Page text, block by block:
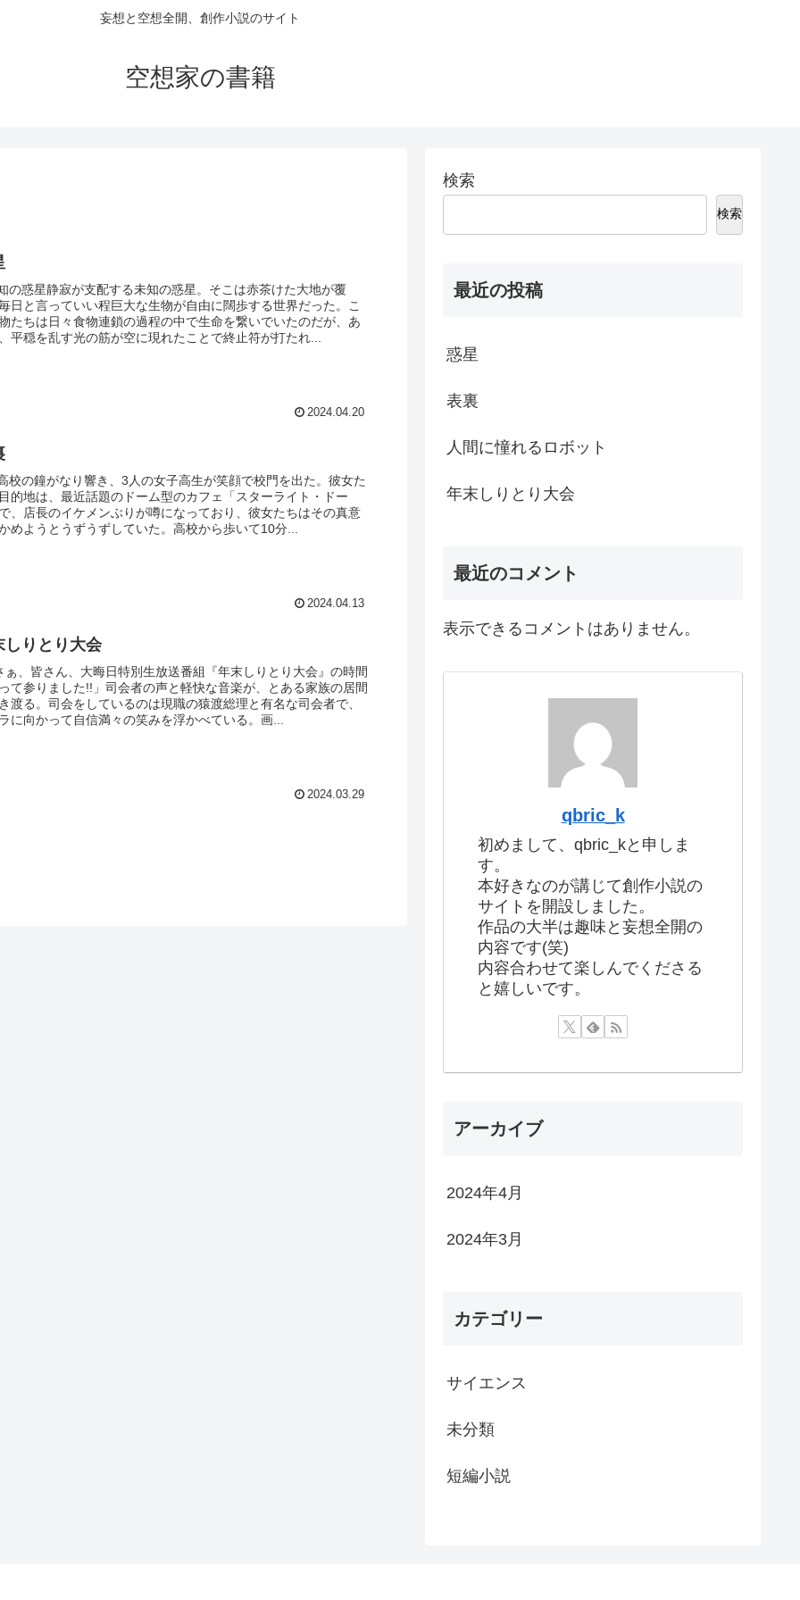
妄想と空想全開、創作小説のサイト
空想家の書籍
の惑星静寂が支配する未知の惑星。そこは赤茶けた大地が覆
日と言っていい程巨大な生物が自由に闊歩する世界だった。こ
たちは日々食物連鎖の過程の中で生命を繋いでいたのだが、あ
平穏を乱す光の筋が空に現れたことで終止符が打たれ...
2024.04.20
校の鐘がなり響き、3人の女子高生が笑顔で校門を出た。彼女た
的地は、最近話題のドーム型のカフェ「スターライト・ドー
、店長のイケメンぶりが噂になっており、彼女たちはその真意
めようとうずうずしていた。高校から歩いて10分...
2024.04.13
しりとり大会
ぁ、皆さん、大晦日特別生放送番組『年末しりとり大会』の時間
て参りました!!」司会者の声と軽快な音楽が、とある家族の居間
渡る。司会をしているのは現職の猿渡総理と有名な司会者で、
に向かって自信満々の笑みを浮かべている。画...
2024.03.29
検索
検索
最近の投稿
惑星
表裏
人間に憧れるロボット
年末しりとり大会
最近のコメント
表示できるコメントはありません。
qbric_k
初めまして、qbric_kと申しま
す。
本好きなのが講じて創作小説の
サイトを開設しました。
作品の大半は趣味と妄想全開の
内容です(笑)
内容合わせて楽しんでくださる
と嬉しいです。
アーカイブ
2024年4月
2024年3月
カテゴリー
サイエンス
未分類
短編小説